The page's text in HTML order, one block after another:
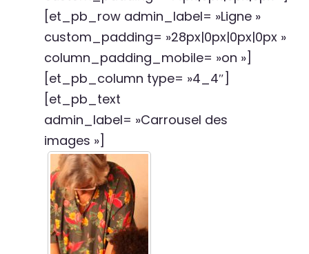
[et_pb_row admin_label= »Ligne »
custom_padding= »28px|0px|0px|0px »
column_padding_mobile= »on »]
[et_pb_column type= »4_4″]
[et_pb_text
admin_label= »Carrousel des
images »]